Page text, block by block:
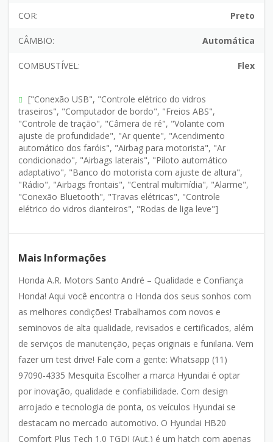
COR: Preto
CÂMBIO: Automática
COMBUSTÍVEL: Flex
["Conexão USB", "Controle elétrico do vidros
traseiros", "Computador de bordo", "Freios ABS",
"Controle de tração", "Câmera de ré", "Volante com
ajuste de profundidade", "Ar quente", "Acendimento
automático dos faróis", "Airbag para motorista", "Ar
condicionado", "Airbags laterais", "Piloto automático
adaptativo", "Banco do motorista com ajuste de altura",
"Rádio", "Airbags frontais", "Central multimídia", "Alarme",
"Conexão Bluetooth", "Travas elétricas", "Controle
elétrico do vidros dianteiros", "Rodas de liga leve"]
Mais Informações
Honda A.R. Motors Santo André – Qualidade e Confiança
Honda! Aqui você encontra o Honda dos seus sonhos com
as melhores condições! Trabalhamos com novos e
seminovos de alta qualidade, revisados e certificados, além
de serviços de manutenção, peças originais e funilaria. Vem
fazer um test drive! Fale com a gente: Whatsapp (11)
97090-4335 Mesquita Escolher a marca Hyundai é optar
por inovação, qualidade e confiabilidade. Com design
arrojado e tecnologia de ponta, os veículos Hyundai se
destacam no mercado automotivo. O Hyundai HB20
Comfort Plus Tech 1.0 TGDI (Aut.) é um hatch com apenas